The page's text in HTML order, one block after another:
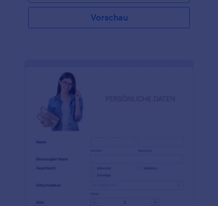
Bewerbungsformular in Sekundenschnelle einbetten
oder mit einem Link weiterleiten, um loszulegen. Es
ist einfach zu verwenden und sieht auf jedem Gerät
ordnen Sie die Fragen neu an, um die benötigten
Informationen zu erhalten. Sie können sogar
Informationen über Gehaltsvorstellungen und
betriebliche Leistungen, Fähigkeiten und Erfahrung
abfragen. Durch die Annahme von Online-
Bewerbungen können Sie den Einstellungsprozess
optimieren und die benötigten Informationen über
potenzielle Mitarbeiter erhalten - und das alles in
besten Mitarbeiter für Ihr Unternehmen einstellen,
indem Sie ein kostenloses Bewerbungsformular
Vorschau